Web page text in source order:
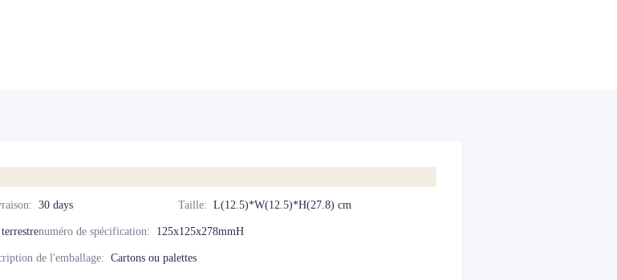
: 30 days Taille: L(12.5)*W(12.5)*H(27.8) cm
numéro de spécification: 125x125x278mmH
de l'emballage: Cartons ou palettes